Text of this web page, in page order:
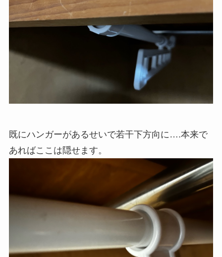
既にハンガーがあるせいで若干下方向に….本来で
あればここは隠せます。